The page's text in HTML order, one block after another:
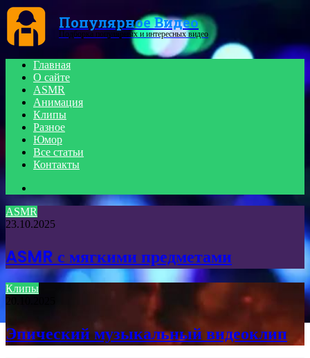
Menu
Популярное Видео
Подборка популярных и интересных видео
Главная
О сайте
ASMR
Анимация
Клипы
Разное
Юмор
Все статьи
Контакты
for
ASMR
23.10.2025
ASMR с мягкими предметами
Клипы
Эпический музыкальный видеоклип